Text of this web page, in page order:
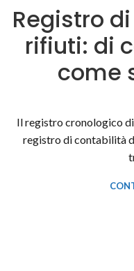
Registro
rifiuti: di
come
Il registro cronologico
registro di contabilità